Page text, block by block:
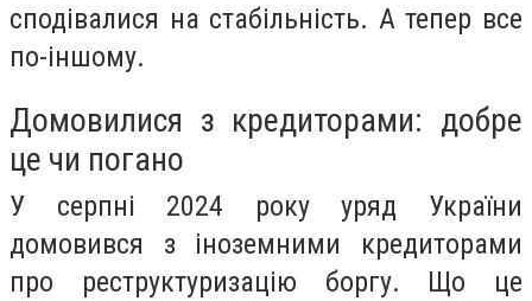
сподівалися на стабільність. А тепер все
по-іншому.
Домовилися з кредиторами: добре
це чи погано
У серпні 2024 року уряд України
домовився з іноземними кредиторами
про реструктуризацію боргу. Що це